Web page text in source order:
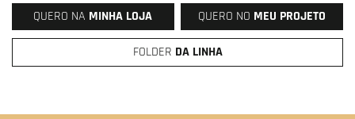
QUERO NA MINHA LOJA QUERO NO MEU PROJETO
FOLDER DA LINHA